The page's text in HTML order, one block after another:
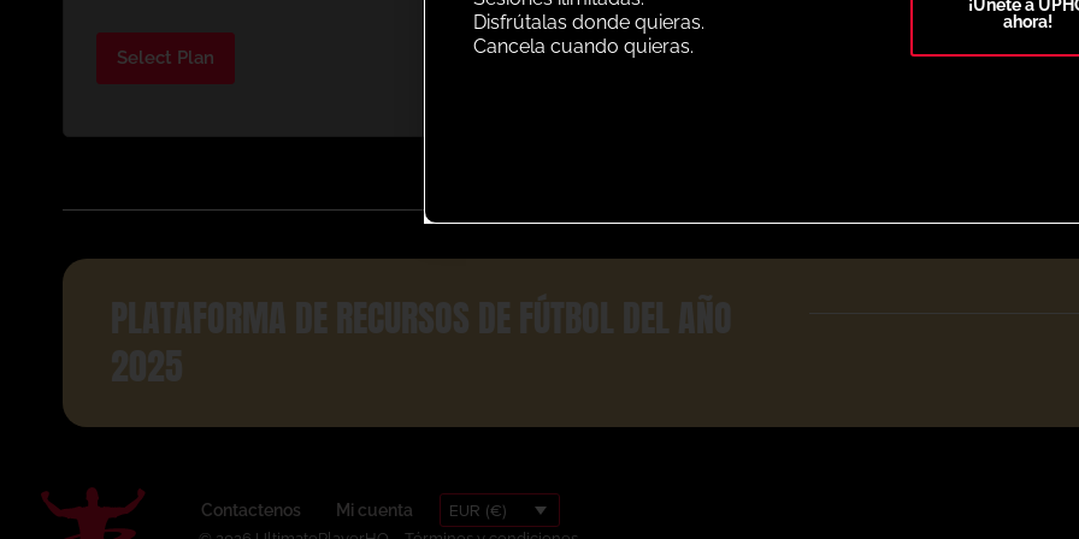
Select Plan
PLATAFORMA DE RECURSOS DE FÚTBOL DEL AÑO
2025
Contactenos Mi cuenta EUR (€)
Disfrútalas donde quieras.
Cancela cuando quieras.
¡Únete a
ahora!